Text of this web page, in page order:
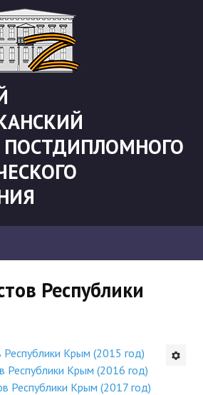
ПОСТДИПЛОМНОГО
Республики
Республики Крым (2015 год)
Республики Крым (2016 год)
Республики Крым (2017 год)